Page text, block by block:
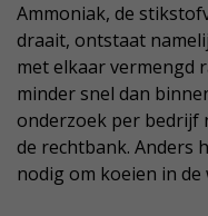
Ammoniak, de
draait, ontstaat
met elkaar vermengd
minder snel dan
onderzoek per bedrijf
de rechtbank. Anders
nodig om koeien in de